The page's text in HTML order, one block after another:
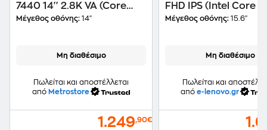
7440 14'' 2.8K VA (Core
Ultra 7 155H/16GB/1TB
Μέγεθος οθόνης: 14"
Μη διαθέσιμο
Πωλείται και αποστέλλεται
από Metrostore
1.249,90€
FHD IPS (Intel Core
13645HX/32 GB/1TB
Μέγεθος οθόνης: 15.6"
Μη διαθέσιμο
Πωλείται και
από e-lenovo.gr